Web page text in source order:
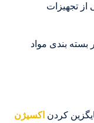
تجهیزات
بسته بندی مواد
کردن اکسیژن